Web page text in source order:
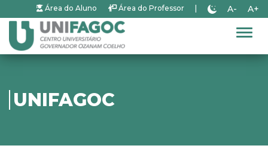
Área do Aluno Área do Professor A- A+
UNIFAGOC